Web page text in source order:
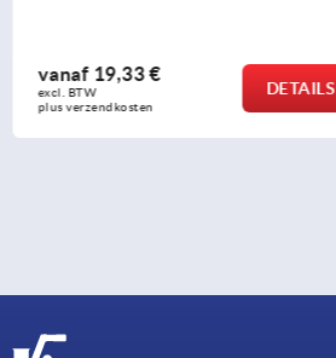
vanaf 19,33 €
excl. BTW
plus verzendkosten
DETAILS